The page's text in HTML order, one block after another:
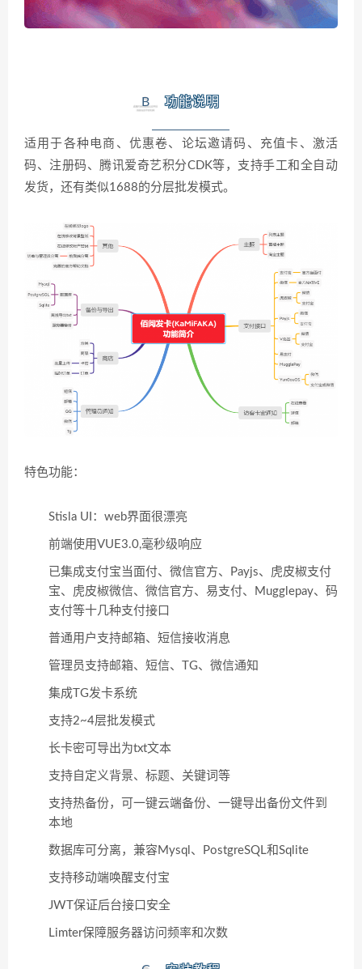
B 功能说明
适用于各种电商、优惠卷、论坛邀请码、充值卡、激活
码、注册码、腾讯爱奇艺积分CDK等，支持手工和全自动
发货，还有类似1688的分层批发模式。
特色功能：
Stisla UI：web界面很漂亮
前端使用VUE3.0,毫秒级响应
已集成支付宝当面付、微信官方、Payjs、虎皮椒支付
宝、虎皮椒微信、微信官方、易支付、Mugglepay、码
支付等十几种支付接口
普通用户支持邮箱、短信接收消息
管理员支持邮箱、短信、TG、微信通知
集成TG发卡系统
支持2~4层批发模式
长卡密可导出为txt文本
支持自定义背景、标题、关键词等
支持热备份，可一键云端备份、一键导出备份文件到
本地
数据库可分离，兼容Mysql、PostgreSQL和Sqlite
支持移动端唤醒支付宝
JWT保证后台接口安全
Limter保障服务器访问频率和次数